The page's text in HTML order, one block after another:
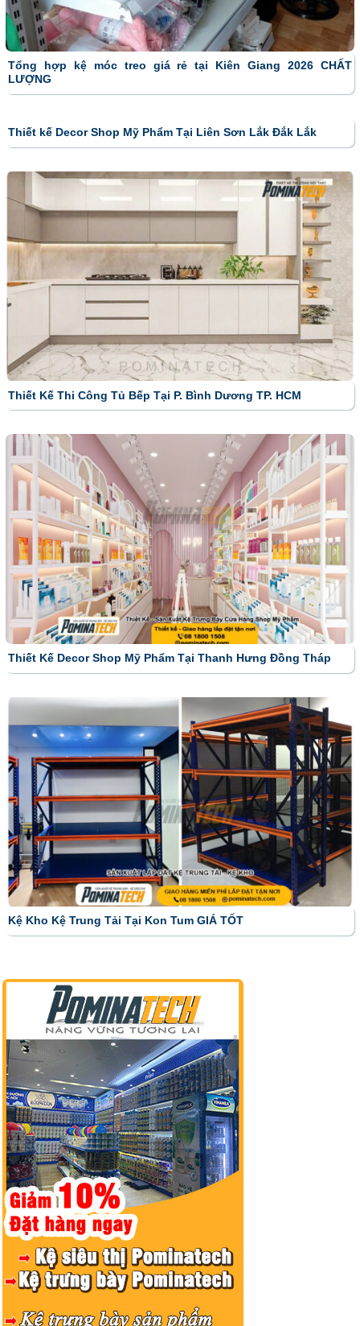
Tổng hợp kệ móc treo giá rẻ tại Kiên Giang 2026 CHẤT
LƯỢNG
Thiết kế Decor Shop Mỹ Phẩm Tại Liên Sơn Lắk Đắk Lắk
Thiết Kế Thi Công Tủ Bếp Tại P. Bình Dương TP. HCM
Thiết Kế Decor Shop Mỹ Phẩm Tại Thanh Hưng Đồng Tháp
Kệ Kho Kệ Trung Tải Tại Kon Tum GIÁ TỐT